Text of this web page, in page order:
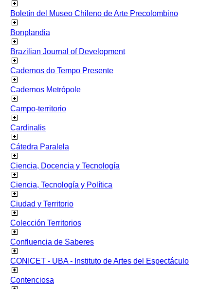
Boletín del Museo Chileno de Arte Precolombino
Bonplandia
Brazilian Journal of Development
Cadernos do Tempo Presente
Cadernos Metrópole
Campo-territorio
Cardinalis
Cátedra Paralela
Ciencia, Docencia y Tecnología
Ciencia, Tecnología y Política
Ciudad y Territorio
Colección Territorios
Confluencia de Saberes
CONICET - UBA - Instituto de Artes del Espectáculo
Contenciosa